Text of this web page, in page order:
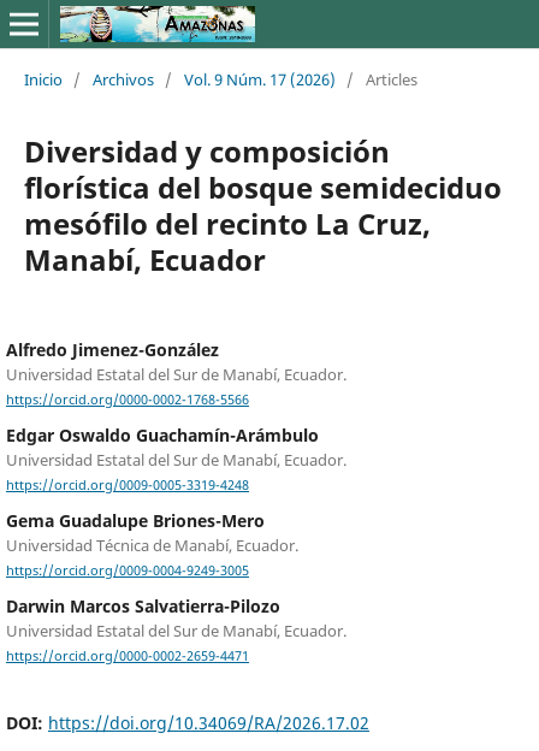
Inicio / Archivos / Vol. 9 Núm. 17 (2026) / Articles
Diversidad y composición
florística del bosque semideciduo
mesófilo del recinto La Cruz,
Manabí, Ecuador
Alfredo Jimenez-González
Universidad Estatal del Sur de Manabí, Ecuador.
https://orcid.org/0000-0002-1768-5566
Edgar Oswaldo Guachamín-Arámbulo
Universidad Estatal del Sur de Manabí, Ecuador.
https://orcid.org/0009-0005-3319-4248
Gema Guadalupe Briones-Mero
Universidad Técnica de Manabí, Ecuador.
https://orcid.org/0009-0004-9249-3005
Darwin Marcos Salvatierra-Pilozo
Universidad Estatal del Sur de Manabí, Ecuador.
https://orcid.org/0000-0002-2659-4471
DOI: https://doi.org/10.34069/RA/2026.17.02